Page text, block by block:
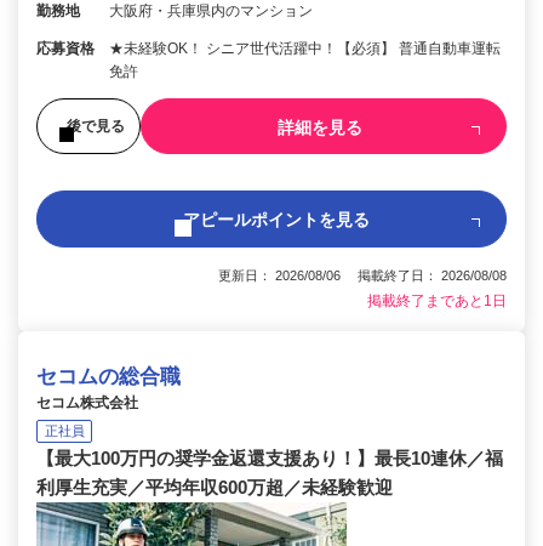
勤務地 大阪府・兵庫県内のマンション
応募資格
★未経験OK！ シニア世代活躍中！【必須】 普通自動車運転
免許
後で見る 詳細を見る
アピールポイントを見る
更新日： 2026/08/06 掲載終了日： 2026/08/08
掲載終了まであと1日
セコムの総合職
セコム株式会社
正社員
【最大100万円の奨学金返還支援あり！】最長10連休／福
利厚生充実／平均年収600万超／未経験歓迎